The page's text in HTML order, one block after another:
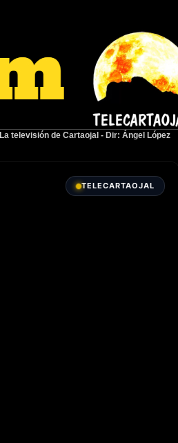
La televisión de Cartaojal - Dir: Ángel López
TELECARTAOJAL